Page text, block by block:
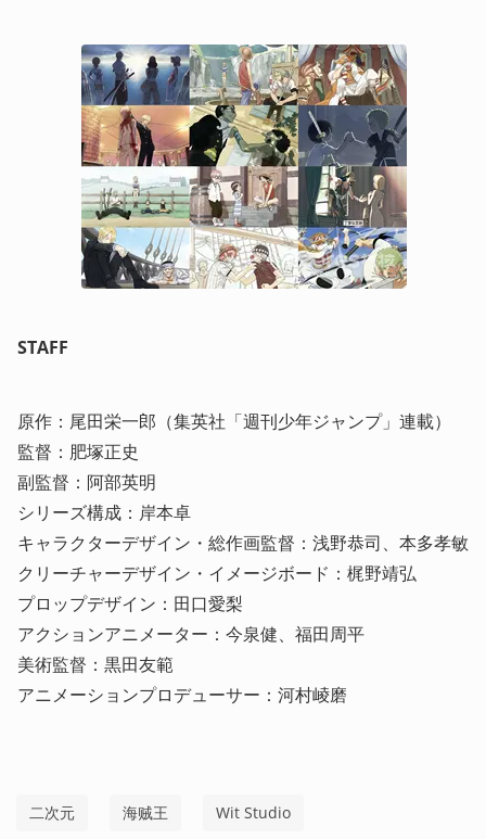
STAFF
原作：尾田栄一郎（集英社「週刊少年ジャンプ」連載）
監督：肥塚正史
副監督：阿部英明
シリーズ構成：岸本卓
キャラクターデザイン・総作画監督：浅野恭司、本多孝敏
クリーチャーデザイン・イメージボード：梶野靖弘
プロップデザイン：田口愛梨
アクションアニメーター：今泉健、福田周平
美術監督：黒田友範
アニメーションプロデューサー：河村崚磨
二次元 海贼王 Wit Studio